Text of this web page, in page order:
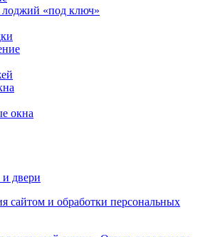
лоджий «под ключ»
окна
двери
сайтом и обработки персональных